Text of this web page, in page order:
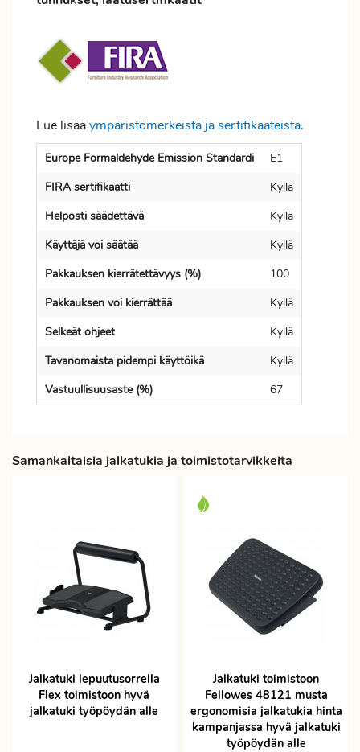
Lue lisääympäristömerkeistä ja sertifikaateista.
Europe Formaldehyde Emission Standardi
E1
FIRA sertifikaatti
Kyllä
Helposti säädettävä
Kyllä
Käyttäjä voi säätää
Kyllä
Pakkauksen kierrätettävyys (%)
100
Pakkauksen voi kierrättää
Kyllä
Selkeät ohjeet
Kyllä
Tavanomaista pidempi käyttöikä
Kyllä
Vastuullisuusaste (%)
67
Samankaltaisia jalkatukia ja toimistotarvikkeita
Jalkatuki lepuutusorrella
Flex toimistoon hyvä
jalkatuki työpöydän alle
Jalkatuki toimistoon
Fellowes 48121 musta
ergonomisia jalkatukia hinta
kampanjassa hyvä jalkatuki
työpöydän alle